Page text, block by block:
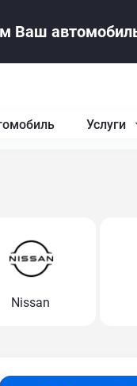
Ваш
Услуги
Nissan